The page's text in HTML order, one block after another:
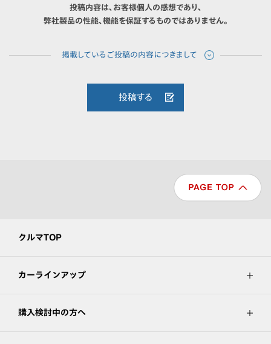
投稿内容は、お客様個人の感想であり、
弊社製品の性能、機能を保証するものではありません。
投稿する
クルマTOP
カーラインアップ
購入検討中の方へ